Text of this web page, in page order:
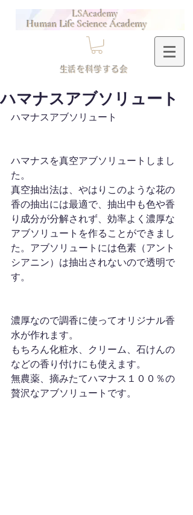
Human Life Science Academy
LSAcademy
​生活を科学する会
ハマナスアブソリュート
ハマナスアブソリュート
ハマナスを真空アブソリュートしまし
た。
真空抽出法は、やはりこのような花の
香の抽出には最適で、抽出中も色や香
り成分が分解されず、効率よく濃厚な
アブソリュートを作ることができまし
た。アブソリュートには色素（アント
シアニン）は抽出されないので透明で
す。
濃厚なので調香に使ってオリジナル香
水が作れます。
もちろん化粧水、クリーム、石けんの
などの香り付けにも使えます。
無農薬、摘みたてハマナス１００％の
贅沢なアブソリュートです。